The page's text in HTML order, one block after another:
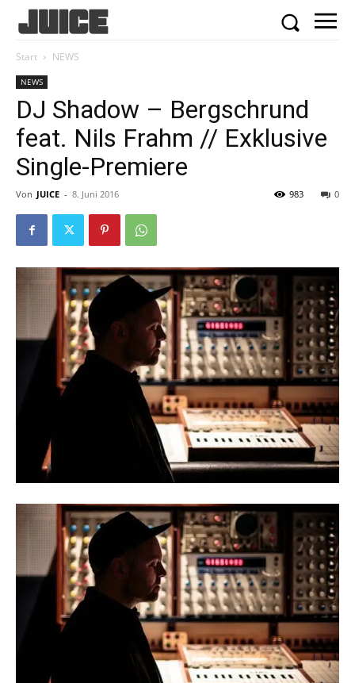
Start NEWS
NEWS
DJ Shadow – Bergschrund
feat. Nils Frahm // Exklusive
Single-Premiere
Von JUICE - 8. Juni 2016 0
983